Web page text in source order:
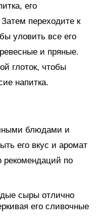
его
переходите к
уловить все его
и пряные.
глоток, чтобы
напитка.
блюдами и
его вкус и аромат
рекомендаций по
сыры отлично
его сливочные